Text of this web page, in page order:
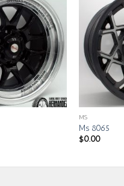
MS
Ms 8065
$0.00